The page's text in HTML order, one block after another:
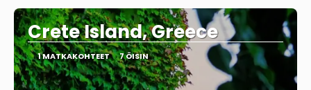
Crete Island, Greece
1 MATKAKOHTEET 7 ÖISIN